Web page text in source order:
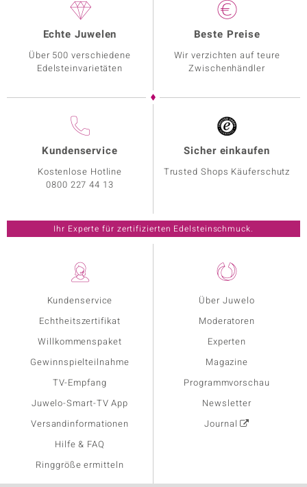
Kundenservice
Echtheitszertifikat
Willkommenspaket
Gewinnspielteilnahme
TV-Empfang
Juwelo-Smart-TV App
Versandinformationen
Hilfe & FAQ
Ringgröße ermitteln
Über Juwelo
Moderatoren
Experten
Magazine
Programmvorschau
Newsletter
Journal
Echte Juwelen
Über 500 verschiedene
Edelsteinvarietäten
Beste Preise
Wir verzichten auf teure
Zwischenhändler
Kundenservice
Kostenlose Hotline
0800 227 44 13
Sicher einkaufen
Trusted Shops Käuferschutz
Ihr Experte für zertifizierten Edelsteinschmuck.